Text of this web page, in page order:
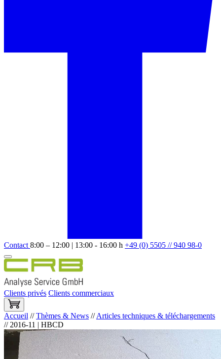
Contact 8:00 – 12:00 | 13:00 - 16:00 h +49 (0) 5505 // 940 98-0
Clients privés Clients commerciaux
Accueil //Thèmes & News //Articles techniques & téléchargements
//2016-11 | HBCD